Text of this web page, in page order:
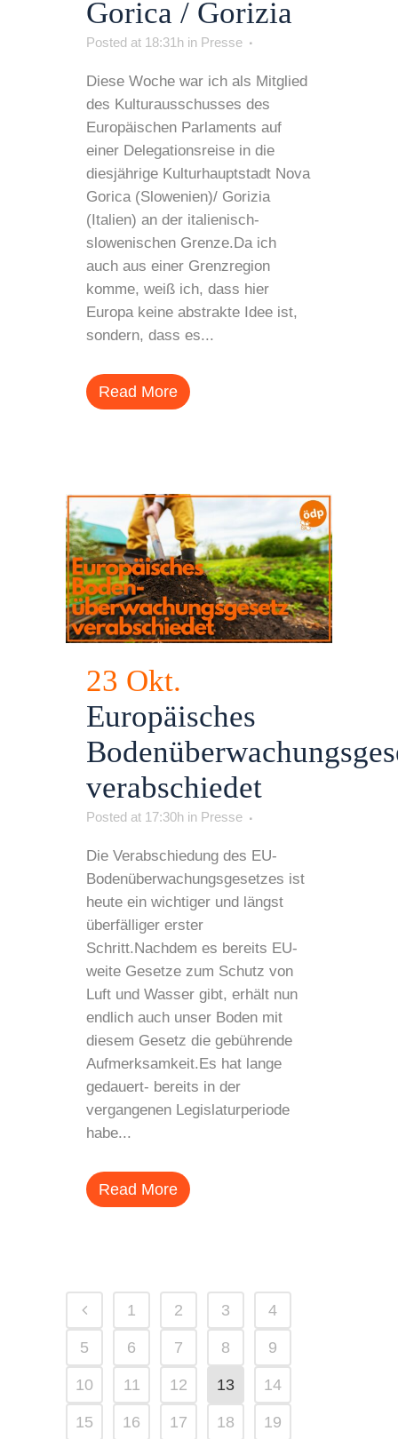
Gorica / Gorizia
Posted at 18:31h in Presse
Diese Woche war ich als Mitglied
des Kulturausschusses des
Europäischen Parlaments auf
einer Delegationsreise in die
diesjährige Kulturhauptstadt Nova
Gorica (Slowenien)/ Gorizia
(Italien) an der italienisch-
slowenischen Grenze.Da ich
auch aus einer Grenzregion
komme, weiß ich, dass hier
Europa keine abstrakte Idee ist,
sondern, dass es...
Read More
23 Okt.
Europäisches
verabschiedet
Posted at 17:30h in Presse
Die Verabschiedung des EU-
Bodenüberwachungsgesetzes ist
heute ein wichtiger und längst
überfälliger erster
Schritt.Nachdem es bereits EU-
weite Gesetze zum Schutz von
Luft und Wasser gibt, erhält nun
endlich auch unser Boden mit
diesem Gesetz die gebührende
Aufmerksamkeit.Es hat lange
gedauert- bereits in der
vergangenen Legislaturperiode
habe...
Read More
1 2 3 4
5 6 7 8 9
10 11 12 13 14
15 16 17 18 19